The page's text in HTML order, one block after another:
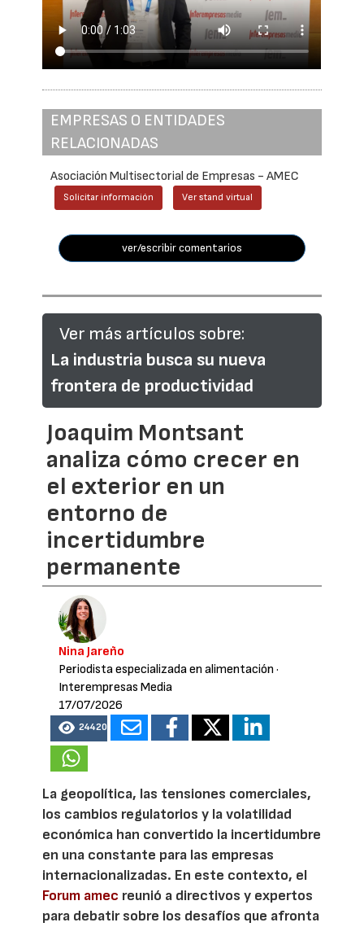
EMPRESAS O ENTIDADES
RELACIONADAS
Asociación Multisectorial de Empresas - AMEC
Solicitar información Ver stand virtual
ver/escribir comentarios
Ver más artículos sobre:
La industria busca su nueva
frontera de productividad
Joaquim Montsant
analiza cómo crecer en
el exterior en un
entorno de
incertidumbre
permanente
Nina Jareño
Periodista especializada en alimentación ·
Interempresas Media
17/07/2026
24420
La geopolítica, las tensiones comerciales,
los cambios regulatorios y la volatilidad
económica han convertido la incertidumbre
en una constante para las empresas
internacionalizadas. En este contexto, el
Forum amec reunió a directivos y expertos
para debatir sobre los desafíos que afronta